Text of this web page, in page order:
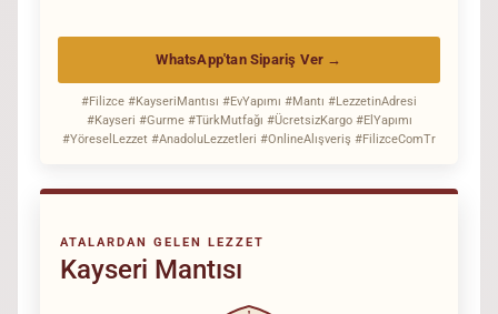
ATALARDAN GELEN LEZZET
Kayseri Mantısı
WhatsApp'tan Sipariş Ver →
#Filizce #KayseriMantısı #EvYapımı #Mantı #LezzetinAdresi
#Kayseri #Gurme #TürkMutfağı #ÜcretsizKargo #ElYapımı
#YöreselLezzet #AnadoluLezzetleri #OnlineAlışveriş #FilizceComTr